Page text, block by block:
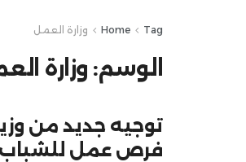
Home Tag وزارة العمل
الوسم: وزارة
توجيه جديد من
فرص عمل